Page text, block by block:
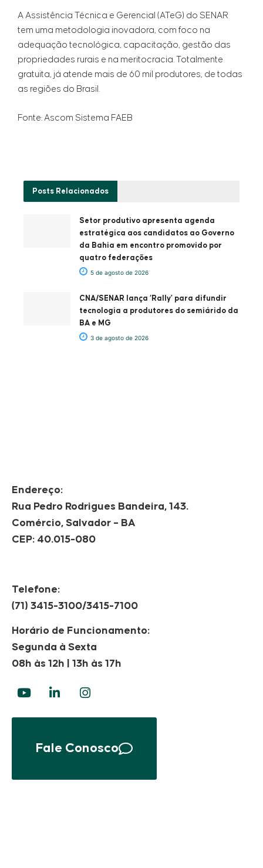
A Assistência Técnica e Gerencial (ATeG) do SENAR
tem uma metodologia inovadora, com foco na
adequação tecnológica, capacitação, gestão das
propriedades rurais e na meritocracia. Totalmente
gratuita, já atende mais de 60 mil produtores, de todas
as regiões do Brasil.
Fonte: Ascom Sistema FAEB
Posts Relacionados
Setor produtivo apresenta agenda
estratégica aos candidatos ao Governo
da Bahia em encontro promovido por
quatro federações
5 de agosto de 2026
CNA/SENAR lança ‘Rally’ para difundir
tecnologia a produtores do semiárido da
BA e MG
3 de agosto de 2026
Endereço:
Rua Pedro Rodrigues Bandeira, 143.
Comércio, Salvador – BA
CEP: 40.015-080
Telefone:
(71) 3415-3100/3415-7100
Horário de Funcionamento:
Segunda à Sexta
08h às 12h | 13h às 17h
Fale Conosco